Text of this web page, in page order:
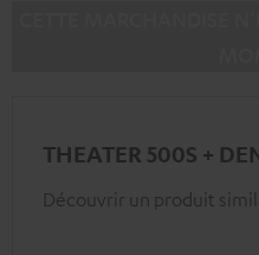
THEATER 500S +
Découvrir un produit